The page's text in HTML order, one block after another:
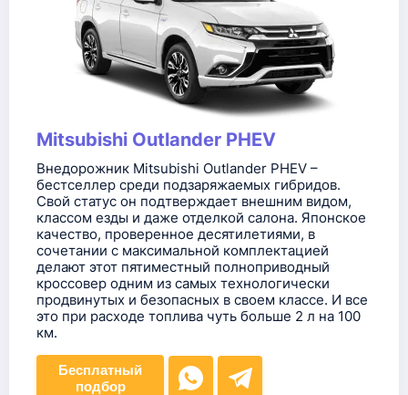
Mitsubishi Outlander PHEV
Внедорожник Mitsubishi Outlander PHEV –
бестселлер среди подзаряжаемых гибридов.
Свой статус он подтверждает внешним видом,
классом езды и даже отделкой салона. Японское
качество, проверенное десятилетиями, в
сочетании с максимальной комплектацией
делают этот пятиместный полноприводный
кроссовер одним из самых технологически
продвинутых и безопасных в своем классе. И все
это при расходе топлива чуть больше 2 л на 100
км.
Бесплатный
подбор